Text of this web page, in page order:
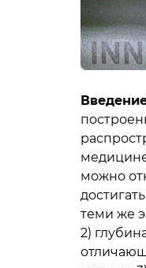
можно
теми же
2)